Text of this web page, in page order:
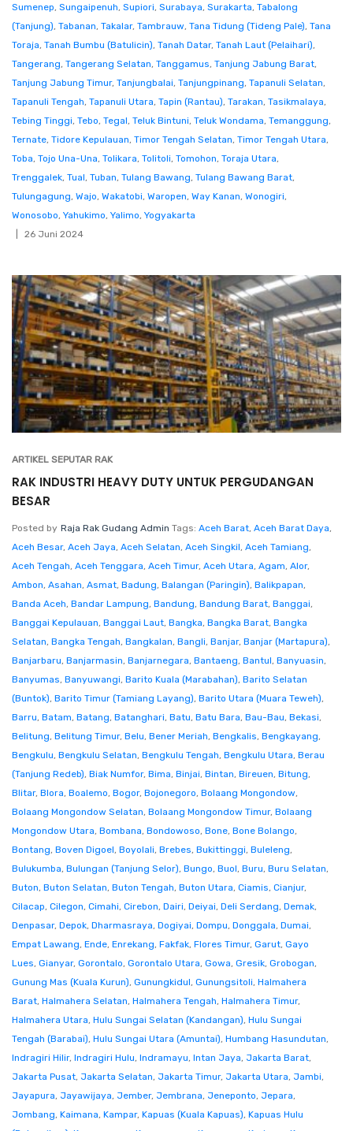
Sumenep, Sungaipenuh, Supiori, Surabaya, Surakarta, Tabalong
(Tanjung), Tabanan, Takalar, Tambrauw, Tana Tidung (Tideng Pale), Tana
Toraja, Tanah Bumbu (Batulicin), Tanah Datar, Tanah Laut (Pelaihari),
Tangerang, Tangerang Selatan, Tanggamus, Tanjung Jabung Barat,
Tanjung Jabung Timur, Tanjungbalai, Tanjungpinang, Tapanuli Selatan,
Tapanuli Tengah, Tapanuli Utara, Tapin (Rantau), Tarakan, Tasikmalaya,
Tebing Tinggi, Tebo, Tegal, Teluk Bintuni, Teluk Wondama, Temanggung,
Ternate, Tidore Kepulauan, Timor Tengah Selatan, Timor Tengah Utara,
Toba, Tojo Una-Una, Tolikara, Tolitoli, Tomohon, Toraja Utara,
Trenggalek, Tual, Tuban, Tulang Bawang, Tulang Bawang Barat,
Tulungagung, Wajo, Wakatobi, Waropen, Way Kanan, Wonogiri,
Wonosobo, Yahukimo, Yalimo, Yogyakarta
26 Juni 2024
ARTIKEL SEPUTAR RAK
RAK INDUSTRI HEAVY DUTY UNTUK PERGUDANGAN
BESAR
Posted by Raja Rak Gudang Admin Tags: Aceh Barat, Aceh Barat Daya,
Aceh Besar, Aceh Jaya, Aceh Selatan, Aceh Singkil, Aceh Tamiang,
Aceh Tengah, Aceh Tenggara, Aceh Timur, Aceh Utara, Agam, Alor,
Ambon, Asahan, Asmat, Badung, Balangan (Paringin), Balikpapan,
Banda Aceh, Bandar Lampung, Bandung, Bandung Barat, Banggai,
Banggai Kepulauan, Banggai Laut, Bangka, Bangka Barat, Bangka
Selatan, Bangka Tengah, Bangkalan, Bangli, Banjar, Banjar (Martapura),
Banjarbaru, Banjarmasin, Banjarnegara, Bantaeng, Bantul, Banyuasin,
Banyumas, Banyuwangi, Barito Kuala (Marabahan), Barito Selatan
(Buntok), Barito Timur (Tamiang Layang), Barito Utara (Muara Teweh),
Barru, Batam, Batang, Batanghari, Batu, Batu Bara, Bau-Bau, Bekasi,
Belitung, Belitung Timur, Belu, Bener Meriah, Bengkalis, Bengkayang,
Bengkulu, Bengkulu Selatan, Bengkulu Tengah, Bengkulu Utara, Berau
(Tanjung Redeb), Biak Numfor, Bima, Binjai, Bintan, Bireuen, Bitung,
Blitar, Blora, Boalemo, Bogor, Bojonegoro, Bolaang Mongondow,
Bolaang Mongondow Selatan, Bolaang Mongondow Timur, Bolaang
Mongondow Utara, Bombana, Bondowoso, Bone, Bone Bolango,
Bontang, Boven Digoel, Boyolali, Brebes, Bukittinggi, Buleleng,
Bulukumba, Bulungan (Tanjung Selor), Bungo, Buol, Buru, Buru Selatan,
Buton, Buton Selatan, Buton Tengah, Buton Utara, Ciamis, Cianjur,
Cilacap, Cilegon, Cimahi, Cirebon, Dairi, Deiyai, Deli Serdang, Demak,
Denpasar, Depok, Dharmasraya, Dogiyai, Dompu, Donggala, Dumai,
Empat Lawang, Ende, Enrekang, Fakfak, Flores Timur, Garut, Gayo
Lues, Gianyar, Gorontalo, Gorontalo Utara, Gowa, Gresik, Grobogan,
Gunung Mas (Kuala Kurun), Gunungkidul, Gunungsitoli, Halmahera
Barat, Halmahera Selatan, Halmahera Tengah, Halmahera Timur,
Halmahera Utara, Hulu Sungai Selatan (Kandangan), Hulu Sungai
Tengah (Barabai), Hulu Sungai Utara (Amuntai), Humbang Hasundutan,
Indragiri Hilir, Indragiri Hulu, Indramayu, Intan Jaya, Jakarta Barat,
Jakarta Pusat, Jakarta Selatan, Jakarta Timur, Jakarta Utara, Jambi,
Jayapura, Jayawijaya, Jember, Jembrana, Jeneponto, Jepara,
Jombang, Kaimana, Kampar, Kapuas (Kuala Kapuas), Kapuas Hulu